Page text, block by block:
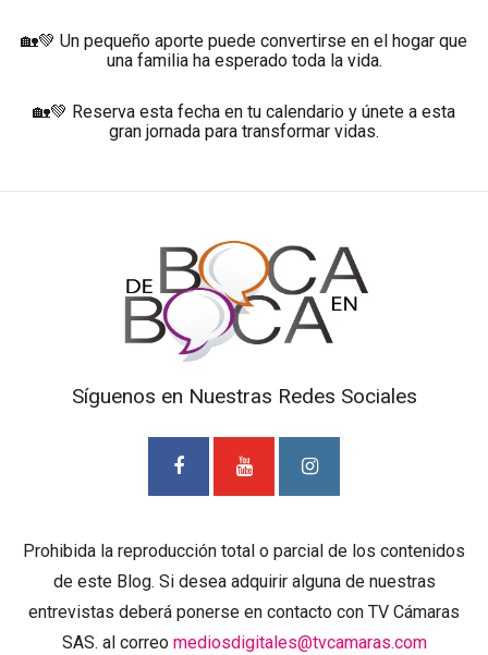
🏡💚 Un pequeño aporte puede convertirse en el hogar que
una familia ha esperado toda la vida.
🏡💚 Reserva esta fecha en tu calendario y únete a esta
gran jornada para transformar vidas.
Síguenos en Nuestras Redes Sociales
Prohibida la reproducción total o parcial de los contenidos
de este Blog. Si desea adquirir alguna de nuestras
entrevistas deberá ponerse en contacto con TV Cámaras
SAS. al correo mediosdigitales@tvcamaras.com